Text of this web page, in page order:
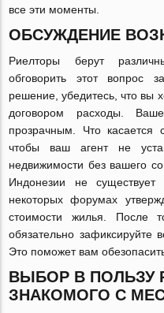
все эти моменты.
ОБСУЖДЕНИЕ
Риелторы берут
обговорить этот вопрос
решение, убедитесь, что вы
договором расходы.
прозрачным. Что касается
чтобы ваш агент не
недвижимости без вашего
Индонезии не существует
некоторых форумах
стоимости жилья. После
обязательно зафиксируйте
Это поможет вам
ВЫБОР В ПОЛЬЗУ
ЗНАКОМОГО С